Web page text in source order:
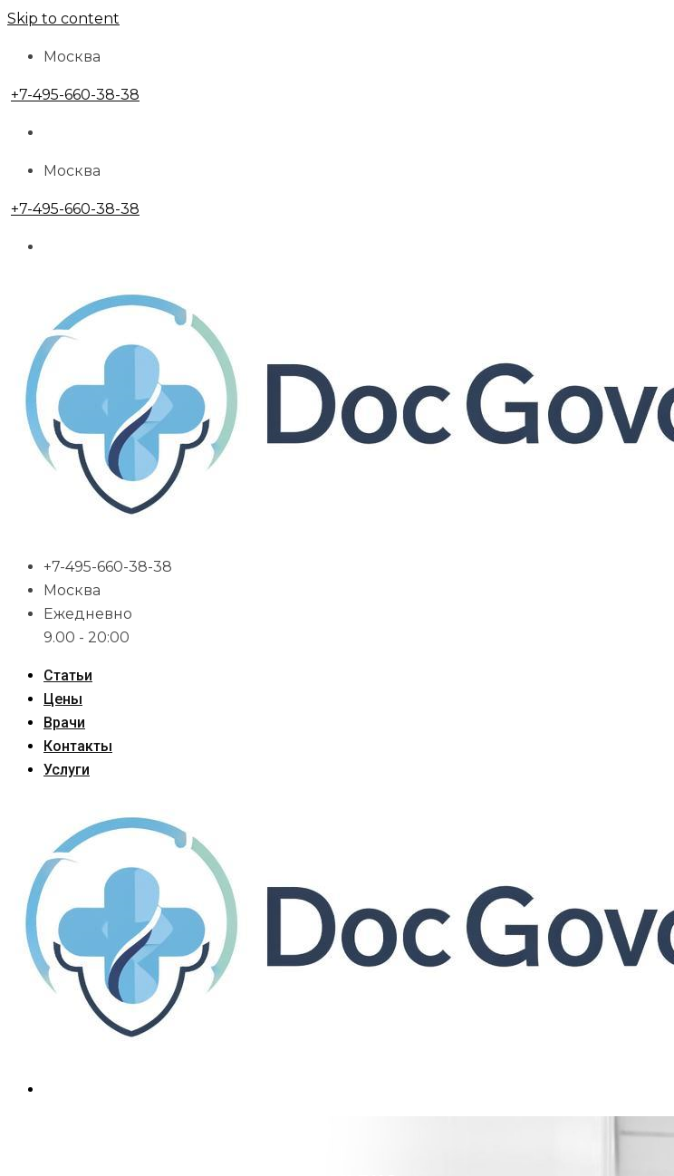
Skip to content
Москва
+7-495-660-38-38
Москва
+7-495-660-38-38
+7-495-660-38-38
Москва
Ежедневно
9.00 - 20:00
Статьи
Цены
Врачи
Контакты
Услуги